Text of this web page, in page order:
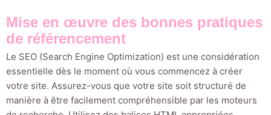
Mise en œuvre des bonnes pratiques
de référencement
Le SEO (Search Engine Optimization) est une considération
essentielle dès le moment où vous commencez à créer
votre site. Assurez-vous que votre site soit structuré de
manière à être facilement compréhensible par les moteurs